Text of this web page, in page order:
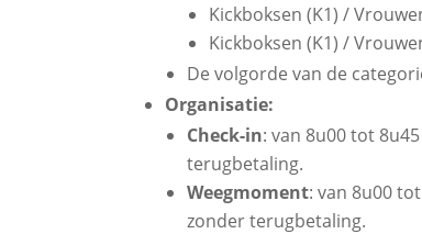
Kickboksen (K1) /
Kickboksen (K1) /
De volgorde van de
Organisatie:
Check-in: van 8u00 tot
terugbetaling.
Weegmoment: van 8u00
zonder terugbetaling.